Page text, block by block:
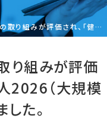
経営優良法人2026（大規模法人部門）」に認定されました。
り組みが評価
2026（大規模
た。